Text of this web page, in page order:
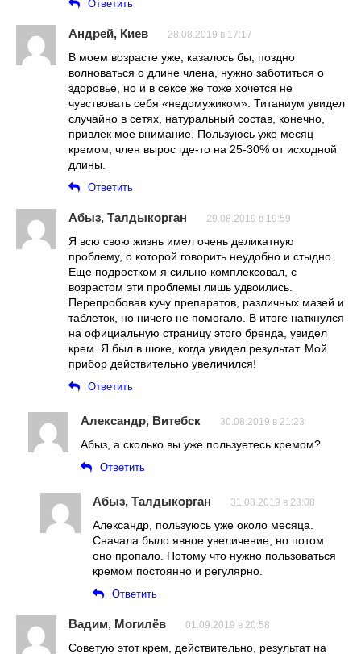
Ответить
Андрей, Киев 28.08.2019 в 17:17
В моем возрасте уже, казалось бы, поздно
волноваться о длине члена, нужно заботиться о
здоровье, но и в сексе же тоже хочется не
чувствовать себя «недомужиком». Титаниум увидел
случайно в сетях, натуральный состав, конечно,
привлек мое внимание. Пользуюсь уже месяц
кремом, член вырос где-то на 25-30% от исходной
длины.
Ответить
Абыз, Талдыкорган 29.08.2019 в 19:59
Я всю свою жизнь имел очень деликатную
проблему, о которой говорить неудобно и стыдно.
Еще подростком я сильно комплексовал, с
возрастом эти проблемы лишь удвоились.
Перепробовав кучу препаратов, различных мазей и
таблеток, но ничего не помогало. В итоге наткнулся
на официальную страницу этого бренда, увидел
крем. Я был в шоке, когда увидел результат. Мой
прибор действительно увеличился!
Ответить
Александр, Витебск 30.08.2019 в 21:23
Абыз, а сколько вы уже пользуетесь кремом?
Ответить
Абыз, Талдыкорган 31.08.2019 в 23:08
Александр, пользуюсь уже около месяца.
Сначала было явное увеличение, но потом
оно пропало. Потому что нужно пользоваться
кремом постоянно и регулярно.
Ответить
Вадим, Могилёв 01.09.2019 в 20:58
Советую этот крем, действительно, результат на